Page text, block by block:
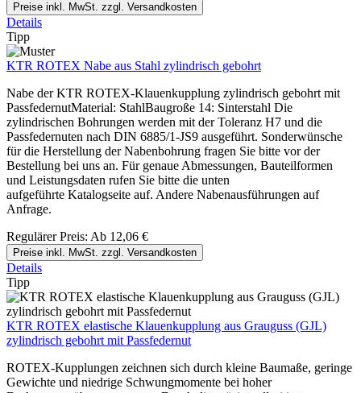
Preise inkl. MwSt. zzgl. Versandkosten
Details
Tipp
KTR ROTEX Nabe aus Stahl zylindrisch gebohrt
Nabe der KTR ROTEX-Klauenkupplung zylindrisch gebohrt mit
PassfedernutMaterial: StahlBaugroße 14: Sinterstahl Die
zylindrischen Bohrungen werden mit der Toleranz H7 und die
Passfedernuten nach DIN 6885/1-JS9 ausgeführt. Sonderwünsche
für die Herstellung der Nabenbohrung fragen Sie bitte vor der
Bestellung bei uns an. Für genaue Abmessungen, Bauteilformen
und Leistungsdaten rufen Sie bitte die unten
aufgeführte Katalogseite auf. Andere Nabenausführungen auf
Anfrage.
Regulärer Preis: Ab 12,06 €
Preise inkl. MwSt. zzgl. Versandkosten
Details
Tipp
KTR ROTEX elastische Klauenkupplung aus Grauguss (GJL)
zylindrisch gebohrt mit Passfedernut
ROTEX-Kupplungen zeichnen sich durch kleine Baumaße, geringe
Gewichte und niedrige Schwungmomente bei hoher